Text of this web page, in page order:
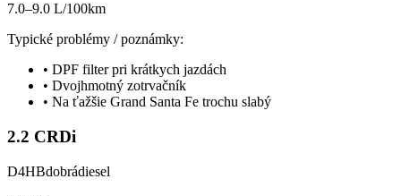
7.0–9.0 L/100km
Typické problémy / poznámky:
• DPF filter pri krátkych jazdách
• Dvojhmotný zotrvačník
• Na ťažšie Grand Santa Fe trochu slabý
2.2 CRDi
D4HBdobrádiesel